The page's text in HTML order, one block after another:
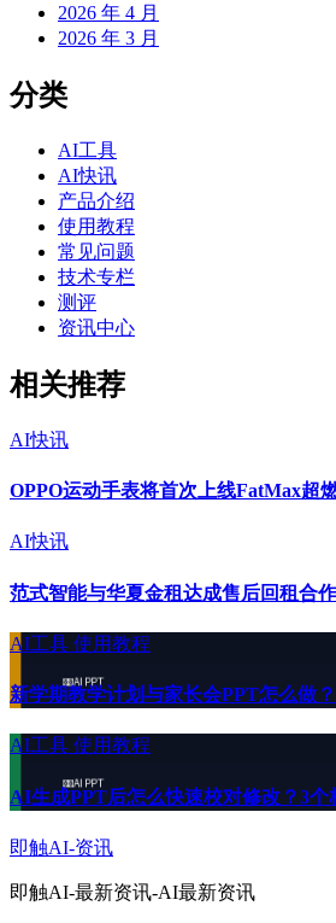
2026 年 4 月
2026 年 3 月
分类
AI工具
AI快讯
产品介绍
使用教程
常见问题
技术专栏
测评
资讯中心
相关推荐
AI快讯
OPPO运动手表将首次上线FatMax超
AI快讯
范式智能与华夏金租达成售后回租合
AI工具 使用教程
新学期教学计划与家长会PPT怎么做
AI工具 使用教程
AI生成PPT后怎么快速校对修改？3个
即触AI-资讯
即触AI-最新资讯-AI最新资讯